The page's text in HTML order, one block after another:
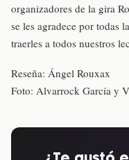
organizadores de la gira
se les agradece por todas
traerles a todos nuestros
Reseña: Ángel Rouxax
Foto: Alvarrock García y